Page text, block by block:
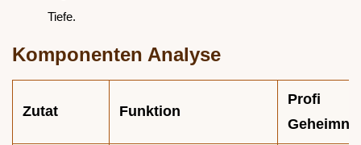
Tiefe.
Komponenten Analyse
Zutat Funktion
Profi
Geheimnis